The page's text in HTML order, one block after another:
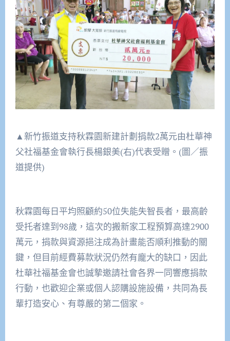
▲新竹振道支持秋霖園新建計劃捐款2萬元由杜華神
父社福基金會執行長楊銀美(右)代表受贈。(圖／振
道提供)
秋霖園每日平均照顧約50位失能失智長者，最高齡
受托者達到98歲，這次的搬新家工程預算高達2900
萬元，捐款與資源挹注成為計畫能否順利推動的關
鍵，但目前經費募款狀況仍然有龐大的缺口，因此
杜華社福基金會也誠摯邀請社會各界一同響應捐款
行動，也歡迎企業或個人認購設施設備，共同為長
輩打造安心、有尊嚴的第二個家。